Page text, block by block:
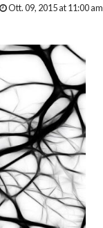
Ott. 09, 2015 at 11:00 am